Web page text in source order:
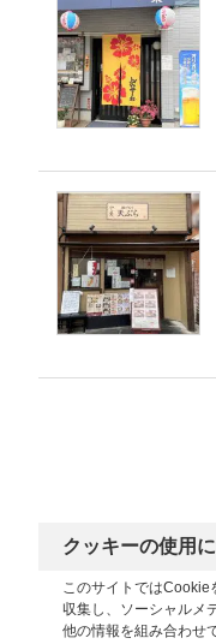
クッキーの使用
このサイトではCookie
収集し、ソーシャルメ
他の情報を組み合わせ